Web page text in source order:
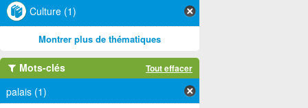
Culture (1)
Montrer plus de thématiques
Mots-clés Tout effacer
palais (1)